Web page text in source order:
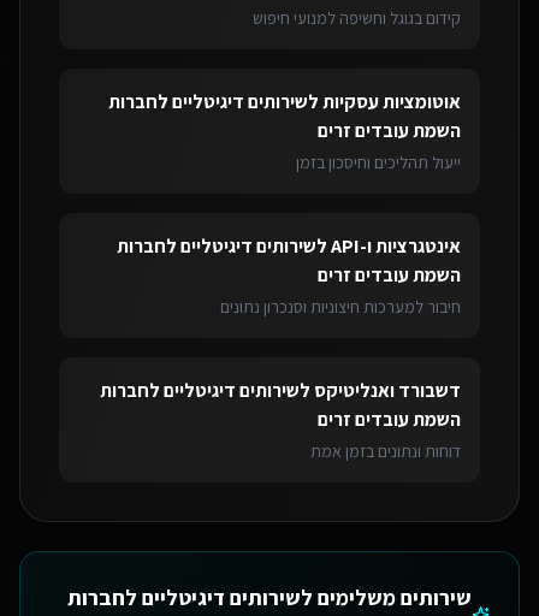
קידום בגוגל וחשיפה למנועי חיפוש
אוטומציות עסקיותלשירותים דיגיטליים לחברות
השמת עובדים זרים
ייעול תהליכים וחיסכון בזמן
אינטגרציות ו-API לשירותים דיגיטליים לחברות
השמת עובדים זרים
חיבור למערכות חיצוניות וסנכרון נתונים
דשבורד ואנליטיקס לשירותים דיגיטליים לחברות
השמת עובדים זרים
דוחות ונתונים בזמן אמת
שירותים משלימים לשירותים דיגיטליים לחברות